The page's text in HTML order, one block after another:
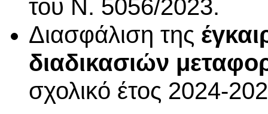
του Ν. 5056/2023.
Διασφάλιση της
διαδικασιών
σχολικό έτος 2024-